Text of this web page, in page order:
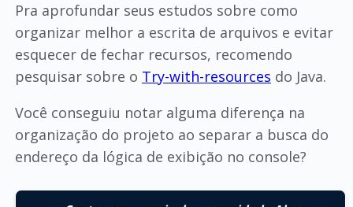
Pra aprofundar seus estudos sobre como
organizar melhor a escrita de arquivos e evitar
esquecer de fechar recursos, recomendo
pesquisar sobre o Try-with-resources do Java.
Você conseguiu notar alguma diferença na
organização do projeto ao separar a busca do
endereço da lógica de exibição no console?